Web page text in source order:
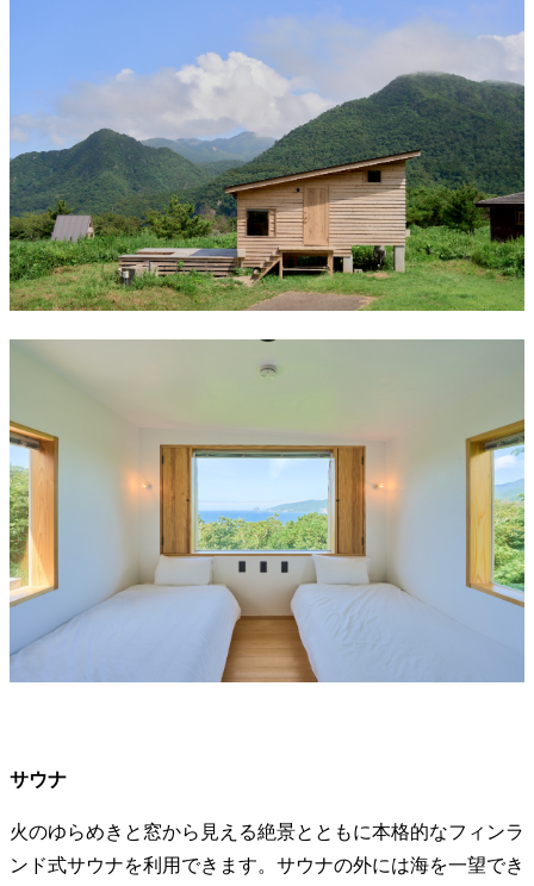
サウナ
火のゆらめきと窓から見える絶景とともに本格的なフィンラ
ンド式サウナを利用できます。サウナの外には海を一望でき